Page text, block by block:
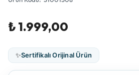
₺ 1.999,00
✨Sertifikalı Orijinal Ürün